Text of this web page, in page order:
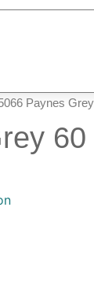
Paynes
60